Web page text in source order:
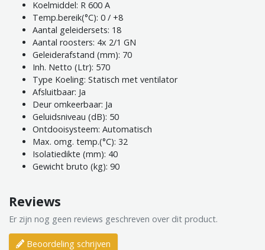
Koelmiddel: R 600 A
Temp.bereik(°C): 0 / +8
Aantal geleidersets: 18
Aantal roosters: 4x 2/1 GN
Geleiderafstand (mm): 70
Inh. Netto (Ltr): 570
Type Koeling: Statisch met ventilator
Afsluitbaar: Ja
Deur omkeerbaar: Ja
Geluidsniveau (dB): 50
Ontdooisysteem: Automatisch
Max. omg. temp.(°C): 32
Isolatiedikte (mm): 40
Gewicht bruto (kg): 90
Reviews
Er zijn nog geen reviews geschreven over dit product.
Beoordeling schrijven